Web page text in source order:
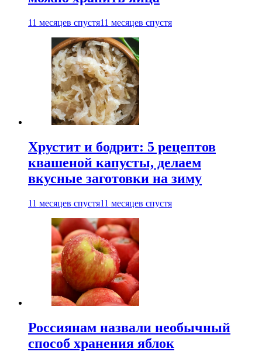
11 месяцев спустя11 месяцев спустя
Хрустит и бодрит: 5 рецептов
квашеной капусты, делаем
вкусные заготовки на зиму
11 месяцев спустя11 месяцев спустя
Россиянам назвали необычный
способ хранения яблок